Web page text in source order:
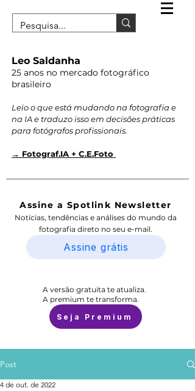
Leo Saldanha
25 anos no mercado fotográfico
brasileiro
Leio o que está mudando na fotografia e
na IA e traduzo isso em decisões práticas
para fotógrafos profissionais.
→ Fotograf.IA + C.E.Foto
Assine a Spotlink Newsletter
Notícias, tendências e análises do mundo da
fotografia direto no seu e-mail.
Assine grátis
A versão gratuita te atualiza.
A premium te transforma.
Seja Premium
Post
4 de out. de 2022